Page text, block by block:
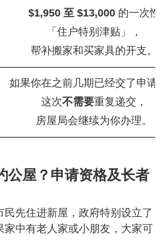
$1,950 至 $13,000的一次性
「住户特别津贴」，
帮补搬家和买家具的开支。
如果你在之前几期已经交了申请
这次不需要重复递交，
房屋局会继续为你办理。
公屋？申请资格及长者
民先住进新屋，政府特别设立了
家中有老人家或小朋友，大家可